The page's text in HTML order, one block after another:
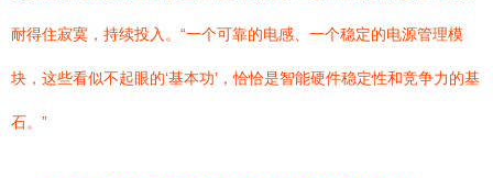
耐得住寂寞，持续投入。“一个可靠的电感、一个稳定的电源管理模
块，这些看似不起眼的‘基本功’，恰恰是智能硬件稳定性和竞争力的基
石。”